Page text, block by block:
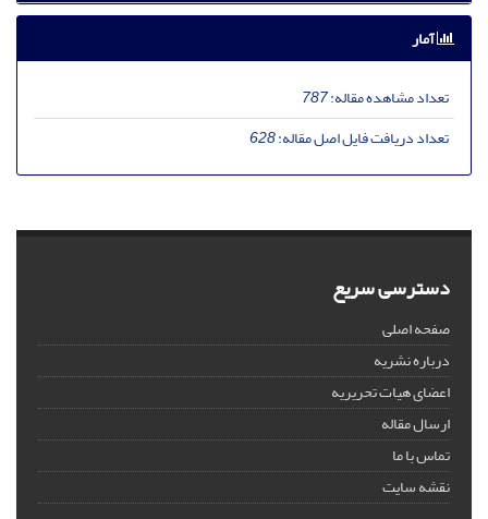
آمار
تعداد مشاهده مقاله:787
تعداد دریافت فایل اصل مقاله:628
دسترسی سریع
صفحه اصلی
درباره نشریه
اعضای هیات تحریریه
ارسال مقاله
تماس با ما
نقشه سایت